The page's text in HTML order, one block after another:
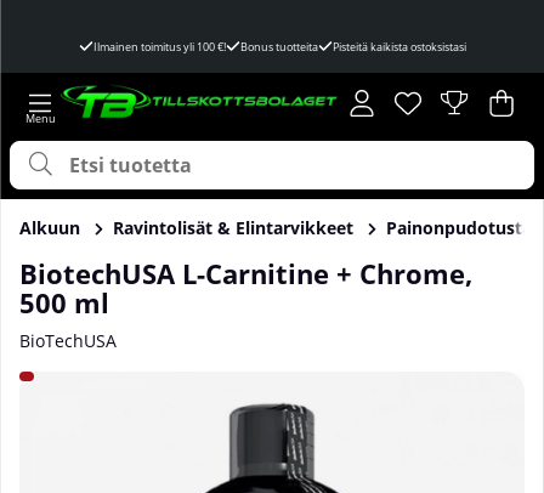
Ilmainen toimitus yli 100 €! Bonus tuotteita Pisteitä kaikista ostoksistasi
Toivelista
Lukumäärä
. .
Alkuun Ravintolisät & Elintarvikkeet Painonpudotusta
BiotechUSA L-Carnitine + Chrome,
500 ml
BioTechUSA
Tuotekuvat BiotechUSA L-Carnitine + Chrome, 500 ml